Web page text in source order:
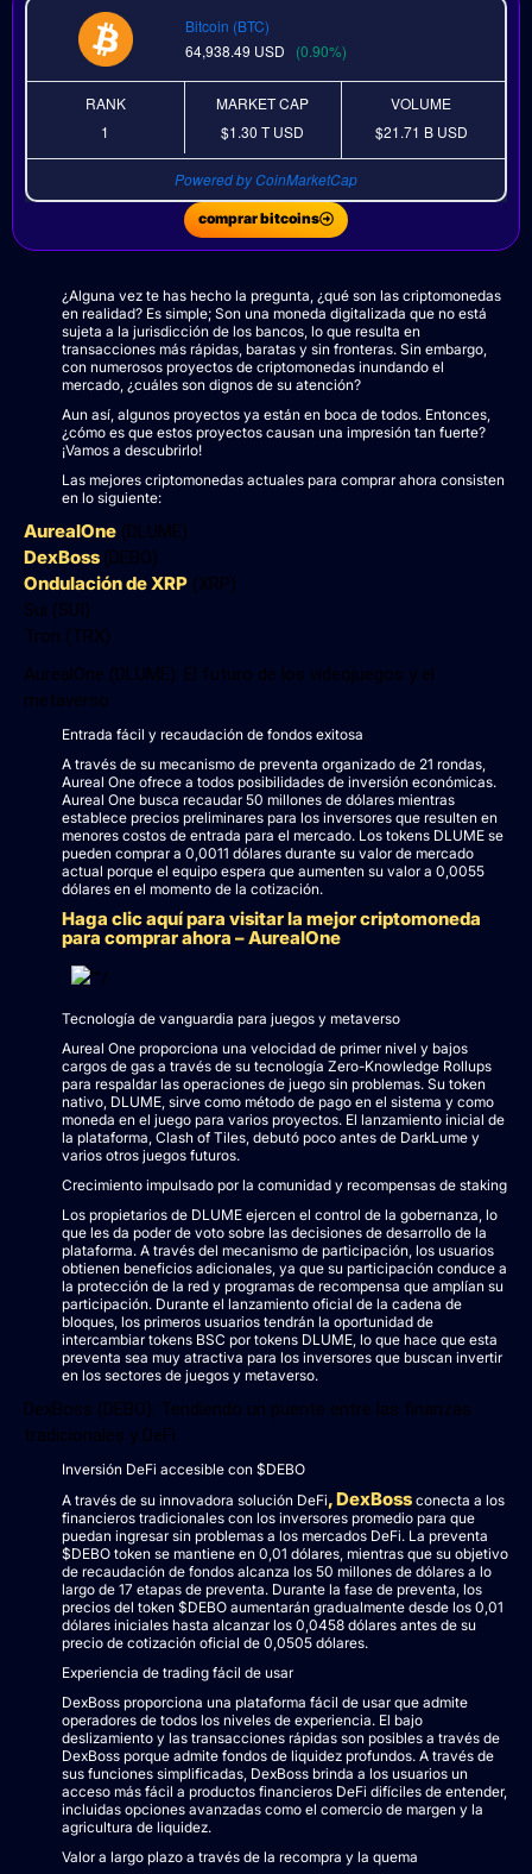
Bitcoin (BTC)
64,938.49 USD (0.90%)
RANK
1
MARKET CAP
$1.30 TUSD
VOLUME
$21.71 B USD
Powered by CoinMarketCap
comprar bitcoins
¿Alguna vez te has hecho la pregunta, ¿qué son las criptomonedas
en realidad? Es simple; Son una moneda digitalizada que no está
sujeta a la jurisdicción de los bancos, lo que resulta en
transacciones más rápidas, baratas y sin fronteras. Sin embargo,
con numerosos proyectos de criptomonedas inundando el
mercado, ¿cuáles son dignos de su atención?
Aun así, algunos proyectos ya están en boca de todos. Entonces,
¿cómo es que estos proyectos causan una impresión tan fuerte?
¡Vamos a descubrirlo!
Las mejores criptomonedas actuales para comprar ahora consisten
en lo siguiente:
AurealOne (DLUME)
DexBoss (DEBO)
Ondulación de XRP (XRP)
Sui (SUI)
Tron (TRX)
AurealOne (DLUME): El futuro de los videojuegos y el
metaverso
Entrada fácil y recaudación de fondos exitosa
A través de su mecanismo de preventa organizado de 21 rondas,
Aureal One ofrece a todos posibilidades de inversión económicas.
Aureal One busca recaudar 50 millones de dólares mientras
establece precios preliminares para los inversores que resulten en
menores costos de entrada para el mercado. Los tokens DLUME se
pueden comprar a 0,0011 dólares durante su valor de mercado
actual porque el equipo espera que aumenten su valor a 0,0055
dólares en el momento de la cotización.
Haga clic aquí para visitar la mejor criptomoneda
para comprar ahora – AurealOne
Tecnología de vanguardia para juegos y metaverso
Aureal One proporciona una velocidad de primer nivel y bajos
cargos de gas a través de su tecnología Zero-Knowledge Rollups
para respaldar las operaciones de juego sin problemas. Su token
nativo, DLUME, sirve como método de pago en el sistema y como
moneda en el juego para varios proyectos. El lanzamiento inicial de
la plataforma, Clash of Tiles, debutó poco antes de DarkLume y
varios otros juegos futuros.
Crecimiento impulsado por la comunidad y recompensas de staking
Los propietarios de DLUME ejercen el control de la gobernanza, lo
que les da poder de voto sobre las decisiones de desarrollo de la
plataforma. A través del mecanismo de participación, los usuarios
obtienen beneficios adicionales, ya que su participación conduce a
la protección de la red y programas de recompensa que amplían su
participación. Durante el lanzamiento oficial de la cadena de
bloques, los primeros usuarios tendrán la oportunidad de
intercambiar tokens BSC por tokens DLUME, lo que hace que esta
preventa sea muy atractiva para los inversores que buscan invertir
en los sectores de juegos y metaverso.
DexBoss (DEBO): Tendiendo un puente entre las finanzas
tradicionales y DeFi
Inversión DeFi accesible con $DEBO
A través de su innovadora solución DeFi, DexBoss conecta a los
financieros tradicionales con los inversores promedio para que
puedan ingresar sin problemas a los mercados DeFi. La preventa
$DEBO token se mantiene en 0,01 dólares, mientras que su objetivo
de recaudación de fondos alcanza los 50 millones de dólares a lo
largo de 17 etapas de preventa. Durante la fase de preventa, los
precios del token $DEBO aumentarán gradualmente desde los 0,01
dólares iniciales hasta alcanzar los 0,0458 dólares antes de su
precio de cotización oficial de 0,0505 dólares.
Experiencia de trading fácil de usar
DexBoss proporciona una plataforma fácil de usar que admite
operadores de todos los niveles de experiencia. El bajo
deslizamiento y las transacciones rápidas son posibles a través de
DexBoss porque admite fondos de liquidez profundos. A través de
sus funciones simplificadas, DexBoss brinda a los usuarios un
acceso más fácil a productos financieros DeFi difíciles de entender,
incluidas opciones avanzadas como el comercio de margen y la
agricultura de liquidez.
Valor a largo plazo a través de la recompra y la quema